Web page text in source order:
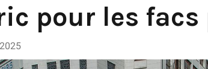
pour les